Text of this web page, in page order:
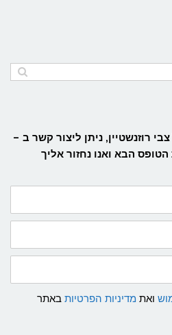
רוזנשטיין, ניתן ליצור קשר ב –
את הטופס הבא ואנו נחזור אליך
ואת מדיניות הפרטיות באתר